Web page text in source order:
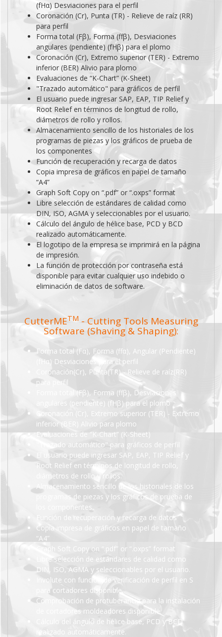
(fHα) Desviaciones para el perfil
Coronación (Cr), Punta (TR) - Relieve de raíz (RR)
para perfil
Forma total (Fβ), Forma (ffβ), Desviaciones
angulares (pendiente) (fHβ) para el plomo
Coronación (Cr), Extremo superior (TER) - Extremo
inferior (BER) Alivio para plomo
Evaluaciones de “K-Chart” (K-Sheet)
"Trazado automático" para gráficos de perfil
El usuario puede ingresar SAP, EAP, TIP Relief y
Root Relief en términos de longitud de rollo,
diámetros de rollo y rollos.
Almacenamiento sencillo de los historiales de los
programas de piezas y los gráficos de prueba de
los componentes
Función de recuperación y recarga de datos
Copia impresa de gráficos en papel de tamaño
“A4”
Graph Soft Copy on “.pdf” or “.oxps” format
Libre selección de estándares de calidad como
DIN, ISO, AGMA y seleccionables por el usuario.
Cálculo del ángulo de hélice base, PCD y BCD
realizado automáticamente.
El logotipo de la empresa se imprimirá en la página
de impresión.
La función de protección por contraseña está
disponible para evitar cualquier uso indebido o
eliminación de datos de software.
CutterMETM - Cutting Tools Measuring
Software (Shaving & Shaping):
Forma total (Fα), Forma (ffα), Angular (Pendiente)
(fHα) Desviaciones para el perfil
Coronación(Cr), Punta(TR) - Relieve de raíz(RR)
para perfil
Forma total (Fβ), Forma (ffβ), Desviaciones
angulares (pendiente) (fHβ) para el plomo
Coronación (Cr), Extremo superior (TER) - Extremo
inferior (BER) Alivio para plomo
Evaluaciones de “K-Chart” (K-Sheet)
"Trazado automático" para gráficos de perfil
El usuario puede ingresar SAP, EAP, TIP Relief y
Root Relief en términos de longitud de rollo,
diámetros de rollo y rollos.
Almacenamiento sencillo de los historiales de los
programas de piezas y los gráficos de prueba de
los componentes
Función de recuperación y recarga de datos
Copia impresa de gráficos en papel de tamaño
“A4”
Graph Soft Copy on “.pdf” or “.oxps” format
Libre selección de estándares de calidad como
DIN, ISO, AGMA y seleccionables por el usuario.
Involute con función de verificación de perfil en S
para cortadores disponible.
Comprobación de protuberancia para la instalación
de cortadores moldeadores disponible.
Cálculo del ángulo de hélice base, PCD y BCD
realizado automáticamente.